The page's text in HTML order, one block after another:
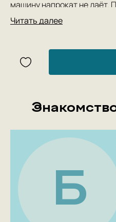
машину напрокат не даёт.
Поросёнком идти на
жадину...
Другие истории о Лисе и
книжках «Акулиска Враг
хвост», «Как Поросёнок
всепроглот
5 Причин
Книгу
Новая часть
приключениях Лиса
с ними наводить
Читать далее
Б